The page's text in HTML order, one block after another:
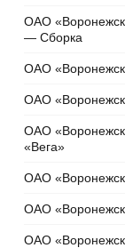
ОАО
— Сборка
ОАО
ОАО
ОАО
«Вега»
ОАО
ОАО
ОАО